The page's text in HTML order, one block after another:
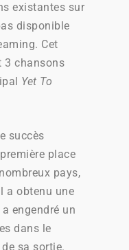
existantes sur
disponible
Cet
3 chansons
Yet To
succès
place
pays,
a obtenu une
engendré un
dans le
sa sortie.